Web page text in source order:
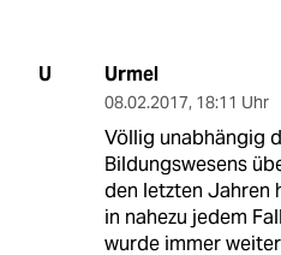
U Urmel
08.02.2017, 18:11 Uhr
Völlig unabhängig
Bildungswesens
den letzten Jahren
in nahezu jedem
wurde immer